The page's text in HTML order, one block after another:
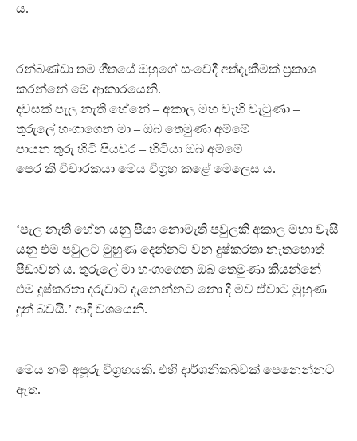
ය.
රන්බණ්ඩා තම ගීතයේ ඔහුගේ සංවේදී අත්දැකීමක් ප්‍රකාශ
කරන්නේ මේ ආකාරයෙනි.
දවසක් පැල නැති හේනේ – අකාල මහ වැහි වැටුණා –
තුරුලේ හංගාගෙන මා – ඔබ තෙමුණා අම්මේ
පායන තුරු හිටි පියවර – හිටියා ඔබ අම්මේ
පෙර කී විචාරකයා මෙය විග්‍රහ කළේ මෙලෙස ය.
‘පැල නැති හේන යනු පියා නොමැති පවුලකි අකාල මහා වැසි
යනු එම පවුලට මුහුණ දෙන්නට වන දුෂ්කරතා නැතහොත්
පීඩාවන් ය. තුරුලේ මා හංගාගෙන ඔබ තෙමුණා කියන්නේ
එම දුෂ්කරතා දරුවාට දැනෙන්නට නො දී මව ඒවාට මුහුණ
දුන් බවයි.’ ආදි වශයෙනි.
මෙය නම් අපූරු විග්‍රහයකි. එහි දාර්ශනිකබවක් පෙනෙන්නට
ඇත.